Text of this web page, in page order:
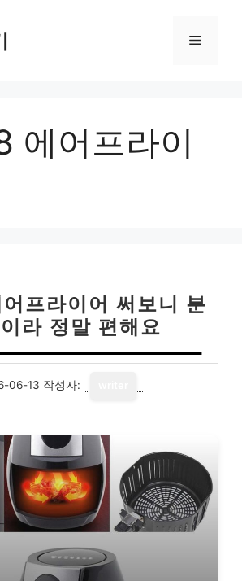
메
에어프라이
프라이어 써보니 분
라 정말 편해요
06-13 작성자: